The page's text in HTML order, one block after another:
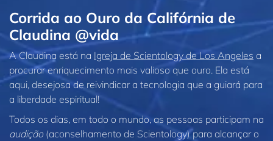
Corrida ao Ouro da Califórnia de
Claudina @vida
A Claudina está na Igreja de Scientology de Los Angeles a
procurar enriquecimento mais valioso que ouro. Ela está
aqui, desejosa de reivindicar a tecnologia que a guiará para
a liberdade espiritual!
Todos os dias, em todo o mundo, as pessoas participam na
audição(aconselhamento de Scientology) para alcançar o